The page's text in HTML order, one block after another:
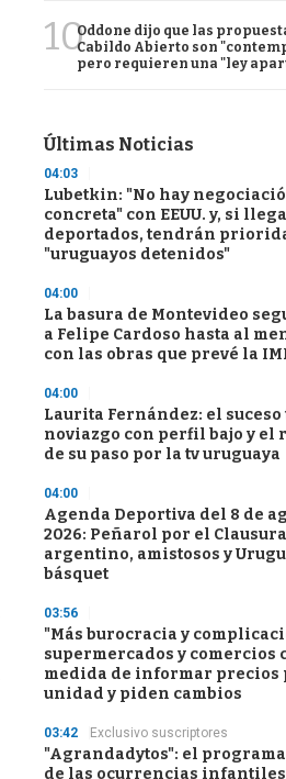
10Oddone dijo que las
Cabildo Abierto son
pero requieren una "ley
Últimas Noticias
04:03
Lubetkin: "No hay
concreta" con EEUU. y, si
deportados, tendrán
"uruguayos detenidos"
04:00
La basura de Montevideo
a Felipe Cardoso hasta al
con las obras que prevé la
04:00
Laurita Fernández: el
noviazgo con perfil bajo y el
de su paso por la tv uruguaya
04:00
Agenda Deportiva del 8 de
2026: Peñarol por el
argentino, amistosos y
básquet
03:56
"Más burocracia y
supermercados y comercios
medida de informar precios
unidad y piden cambios
03:42 Exclusivo suscriptores
"Agrandadytos": el
de las ocurrencias